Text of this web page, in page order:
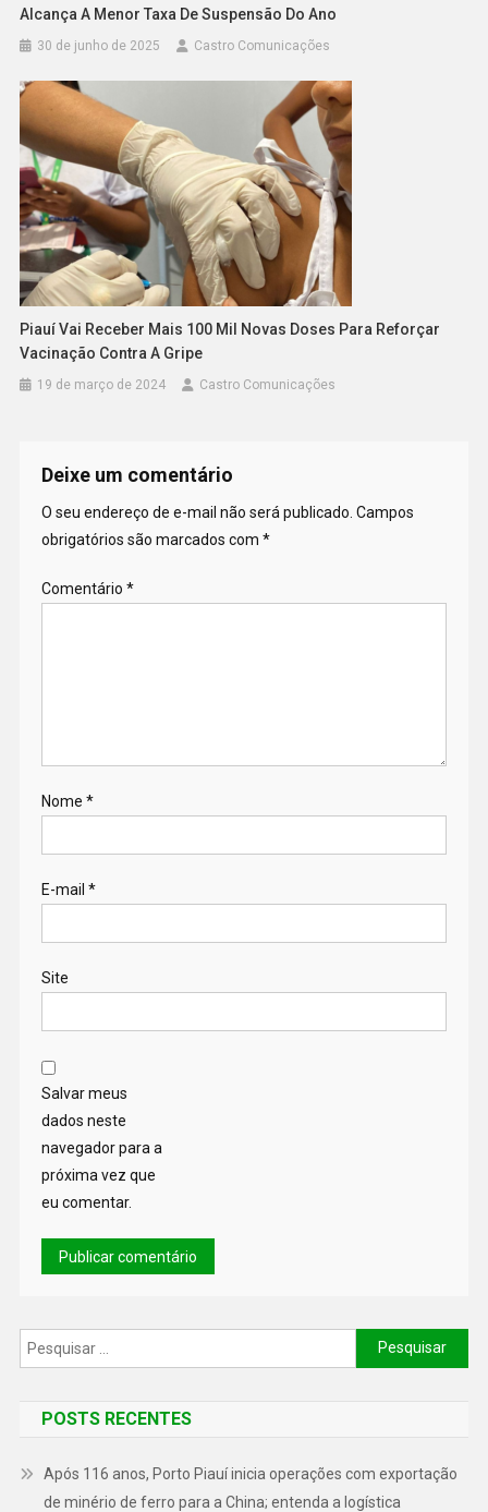
Alcança A Menor Taxa De Suspensão Do Ano
30 de junho de 2025 Castro Comunicações
Piauí Vai Receber Mais 100 Mil Novas Doses Para Reforçar
Vacinação Contra A Gripe
19 de março de 2024 Castro Comunicações
Deixe um comentário
O seu endereço de e-mail não será publicado. Campos
obrigatórios são marcados com *
Comentário *
Nome *
E-mail *
Site
Salvar meus
dados neste
navegador para a
próxima vez que
eu comentar.
POSTS RECENTES
Após 116 anos, Porto Piauí inicia operações com exportação
de minério de ferro para a China; entenda a logística